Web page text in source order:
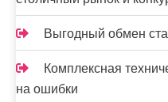
с
я
м
Выгодный обмен
Комплексная
на ошибки